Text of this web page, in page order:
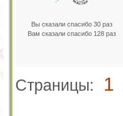
Вы сказали спасибо 30 раз
Вам сказали спасибо 128 раз
Страницы: 1